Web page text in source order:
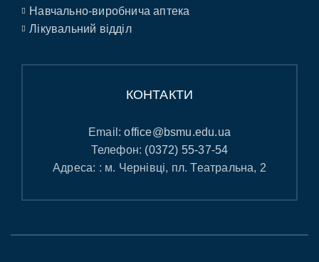
Навчально-виробнича аптека
Лікувальний відділ
КОНТАКТИ
Email:office@bsmu.edu.ua
Телефон: (0372) 55-37-54
Адреса: : м. Чернівці, пл. Театральна, 2